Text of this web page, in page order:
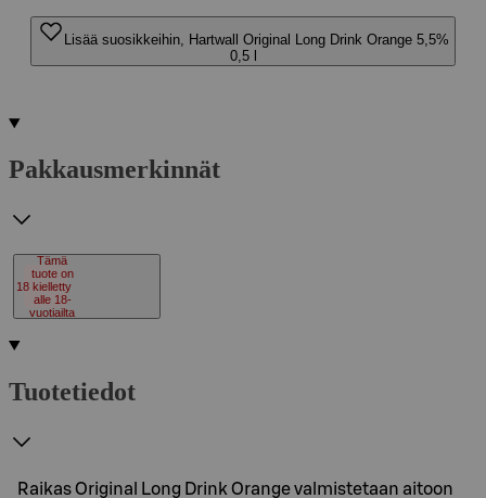
Lisää suosikkeihin, Hartwall Original Long Drink Orange 5,5%
0,5 l
Pakkausmerkinnät
18
Tämä
tuote on
kielletty
alle 18-
vuotiailta
Tuotetiedot
Raikas Original Long Drink Orange valmistetaan aitoon